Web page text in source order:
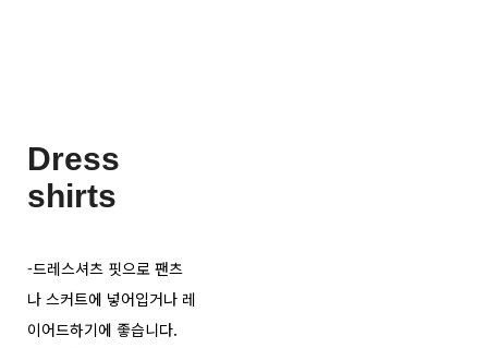
Dress
shirts
-드레스셔츠 핏으로 팬츠
나 스커트에 넣어입거나 레
이어드하기에 좋습니다.